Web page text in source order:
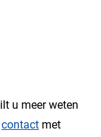
u meer weten
contact met